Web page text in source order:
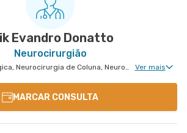
Evandro Donatto
Neurocirurgião
Neurocirurgia Oncológica, Neurocirurgia de Coluna, Neurocirurgia Pediátrica Ver mais
MARCAR CONSULTA